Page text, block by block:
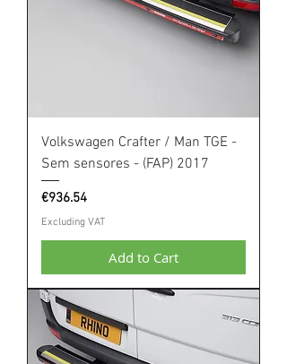
Volkswagen Crafter / Man TGE -
Sem sensores - (FAP) 2017
Price
€936.54
Excluding VAT
Add to Cart